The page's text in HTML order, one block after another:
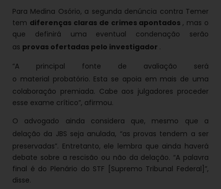
Para Medina Osório, a segunda denúncia contra Temer
tem diferenças claras de crimes apontados , mas o
que definirá uma eventual condenação serão
as provas ofertadas pelo investigador .
“A principal fonte de avaliação será
o material probatório. Esta se apoia em mais de uma
colaboração premiada. Cabe aos julgadores proceder
esse exame crítico”, afirmou.
O advogado ainda considera que, mesmo que a
delação da JBS seja anulada, “as provas tendem a ser
preservadas”. Entretanto, ele lembra que ainda haverá
debate sobre a rescisão ou não da delação. “A palavra
final é do Plenário do STF [Supremo Tribunal Federal]”,
disse.